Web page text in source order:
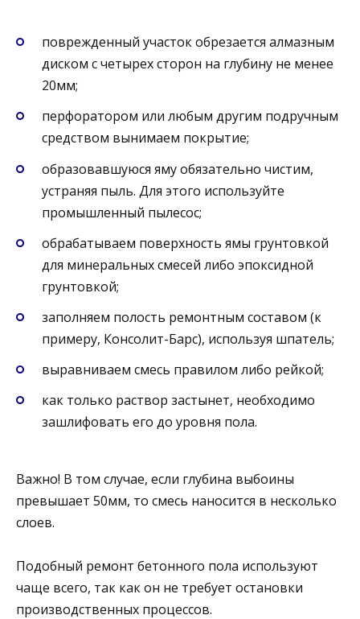
поврежденный участок обрезается алмазным
диском с четырех сторон на глубину не менее
20мм;
перфоратором или любым другим подручным
средством вынимаем покрытие;
образовавшуюся яму обязательно чистим,
устраняя пыль. Для этого используйте
промышленный пылесос;
обрабатываем поверхность ямы грунтовкой
для минеральных смесей либо эпоксидной
грунтовкой;
заполняем полость ремонтным составом (к
примеру, Консолит-Барс), используя шпатель;
выравниваем смесь правилом либо рейкой;
как только раствор застынет, необходимо
зашлифовать его до уровня пола.
Важно! В том случае, если глубина выбоины
превышает 50мм, то смесь наносится в несколько
слоев.
Подобный ремонт бетонного пола используют
чаще всего, так как он не требует остановки
производственных процессов.